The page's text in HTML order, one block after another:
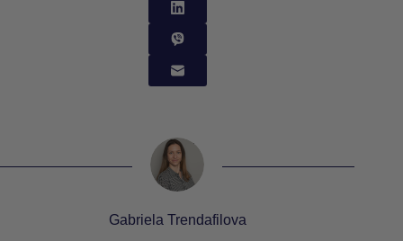
Gabriela Trendafilova